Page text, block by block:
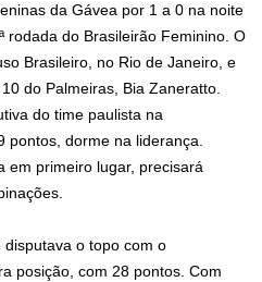
da Gávea por 1 a 0 na noite
rodada do Brasileirão Feminino. O
Brasileiro, no Rio de Janeiro, e
do Palmeiras, Bia Zaneratto.
do time paulista na
pontos, dorme na liderança.
em primeiro lugar, precisará
o topo com o
posição, com 28 pontos. Com